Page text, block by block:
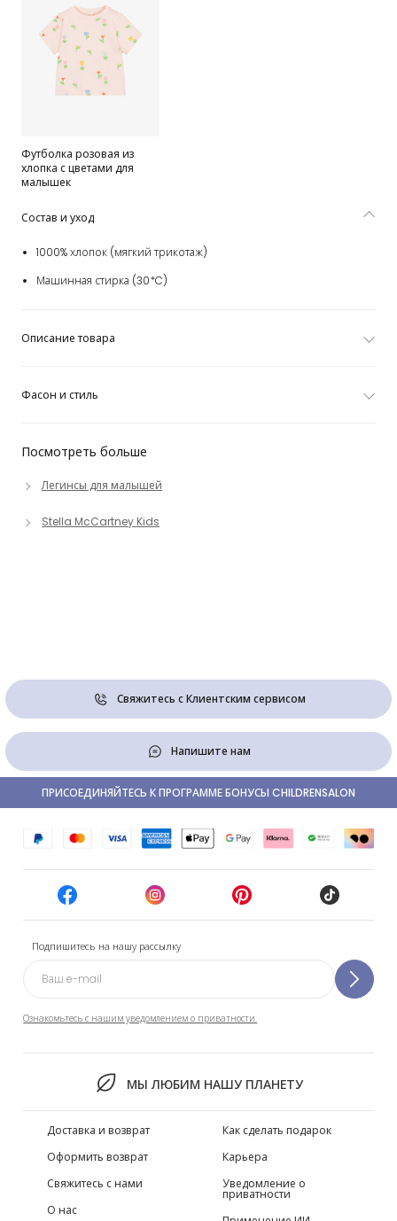
Футболка розовая из
хлопка с цветами для
малышек
Посмотреть больше
Легинсы для малышей
Stella McCartney Kids
Состав и уход
1000% хлопок (мягкий трикотаж)
Машинная стирка (30*C)
Описание товара
Фасон и стиль
Свяжитесь с Клиентским сервисом
Напишите нам
Подпишитесь на нашу рассылку
Ознакомьтесь с нашим уведомлением о приватности.
МЫ ЛЮБИМ НАШУ ПЛАНЕТУ
ПРИСОЕДИНЯЙТЕСЬ К ПРОГРАММЕ БОНУСЫ CHILDRENSALON
Доставка и возврат
Оформить возврат
Свяжитесь с нами
О нас
Как сделать подарок
Карьера
Уведомление о
приватности